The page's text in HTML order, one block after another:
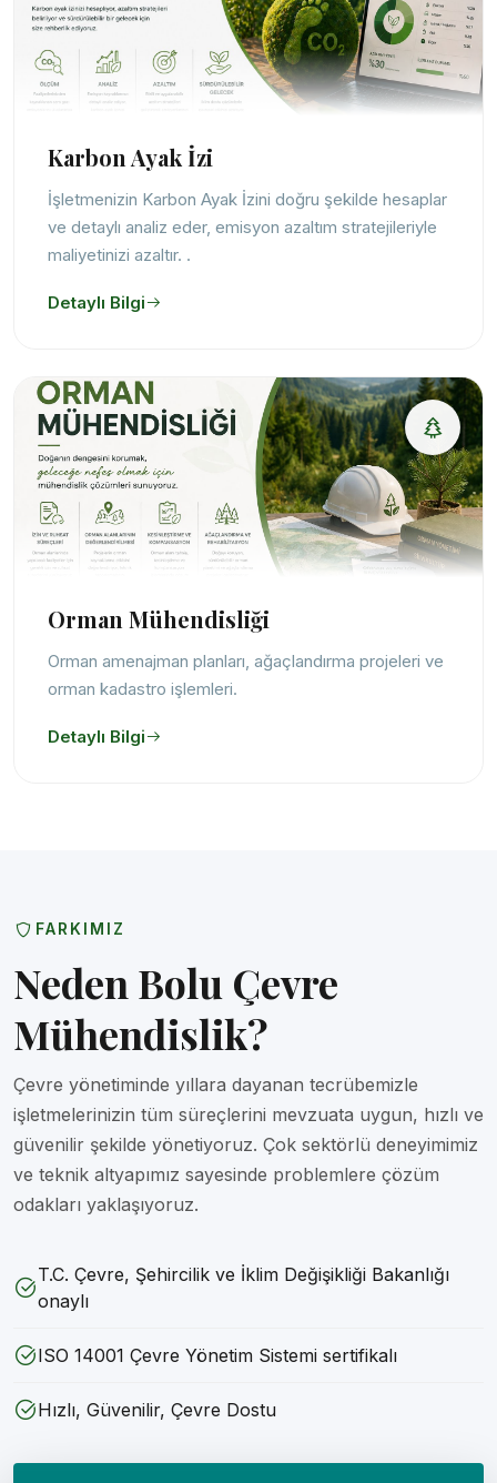
Karbon Ayak İzi
İşletmenizin Karbon Ayak İzini doğru şekilde hesaplar
ve detaylı analiz eder, emisyon azaltım stratejileriyle
maliyetinizi azaltır. .
Detaylı Bilgi
Orman Mühendisliği
Orman amenajman planları, ağaçlandırma projeleri ve
orman kadastro işlemleri.
Detaylı Bilgi
FARKIMIZ
Neden Bolu Çevre
Mühendislik?
Çevre yönetiminde yıllara dayanan tecrübemizle
işletmelerinizin tüm süreçlerini mevzuata uygun, hızlı ve
güvenilir şekilde yönetiyoruz. Çok sektörlü deneyimimiz
ve teknik altyapımız sayesinde problemlere çözüm
odakları yaklaşıyoruz.
T.C. Çevre, Şehircilik ve İklim Değişikliği Bakanlığı
onaylı
ISO 14001 Çevre Yönetim Sistemi sertifikalı
Hızlı, Güvenilir, Çevre Dostu